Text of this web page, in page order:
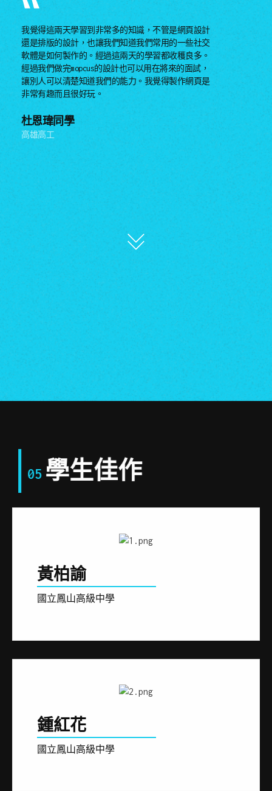
杜恩瑋同學
高雄高工
我覺得這兩天學習到非常多的知識，不管是網頁設計
還是排版的設計，也讓我們知道我們常用的一些社交
軟體是如何製作的。經過這兩天的學習都收穫良多。
經過我們做完mopcus的設計也可以用在將來的面試，
讓別人可以清楚知道我們的能力。我覺得製作網頁是
非常有趣而且很好玩。
05 學生佳作
黃柏諭
國立鳳山高級中學
鍾紅花
國立鳳山高級中學